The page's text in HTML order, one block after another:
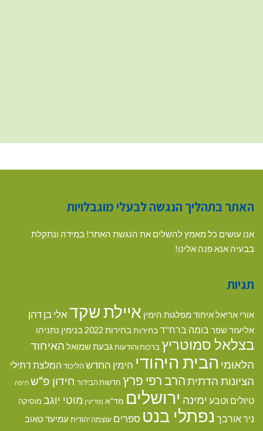
האתר בתהליך הנגשה לבעלי מוגבלויות
אנו עושים כל מאמץ להשלים את הנגשת האתר! במידה ונתקלת
בבעיה אנא פנה אלינו!
תגיות
אורי אריאלאיחוד מפלגות הימין איילת שקדאלי בן דהן
אליעזר שפר בומה ברח"דבחירות בחירות 2022 בנימין נתניהו
בצלאל סמוטריץ ברכות והודעותגבעת שמואל האיחוד
הלאומי הבית היהודי הימין החדשהליכוד המלצת דתילי
הציונות הדתיתהרב רפי פרץ חדשות הבידור חידון פ"ש חיפה
טיולים וטבע ימינה ירושלים מד"א מודיעין מוטי יוגב מוסיקה
ניר אורבך נפתלי בנט ספרים עוצמה יהודית עמיעד טאוב